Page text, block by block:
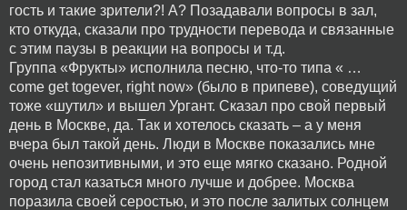
гость и такие зрители?! А? Позадавали вопросы в зал,
кто откуда, сказали про трудности перевода и связанные
с этим паузы в реакции на вопросы и т.д.
Группа «Фрукты» исполнила песню, что-то типа « …
come get togever, right now» (было в припеве), соведущий
тоже «шутил» и вышел Ургант. Сказал про свой первый
день в Москве, да. Так и хотелось сказать – а у меня
вчера был такой день. Люди в Москве показались мне
очень непозитивными, и это еще мягко сказано. Родной
город стал казаться много лучше и добрее. Москва
поразила своей серостью, и это после залитых солнцем